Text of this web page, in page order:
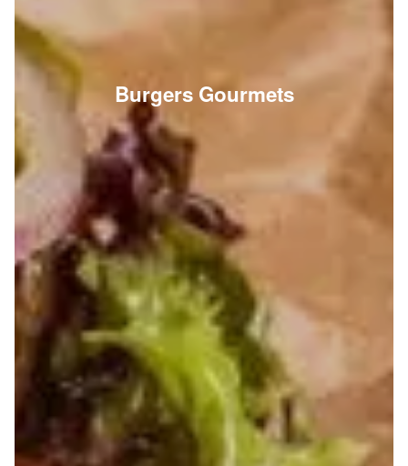
Burgers Gourmets